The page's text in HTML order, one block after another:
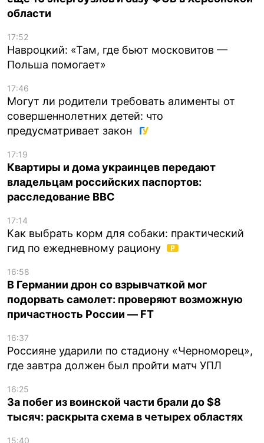
области
17:52
Навроцкий: «Там, где бьют московитов —
Польша помогает»
17:46
Могут ли родители требовать алименты от
совершеннолетних детей: что
предусматривает закон
17:19
Квартиры и дома украинцев передают
владельцам российских паспортов:
расследование BBC
17:14
Как выбрать корм для собаки: практический
гид по ежедневному рациону
16:58
В Германии дрон со взрывчаткой мог
подорвать самолет: проверяют возможную
причастность России — FT
16:37
Россияне ударили по стадиону «Черноморец»,
где завтра должен был пройти матч УПЛ
16:25
За побег из воинской части брали до $8
тысяч: раскрыта схема в четырех областях
15:40